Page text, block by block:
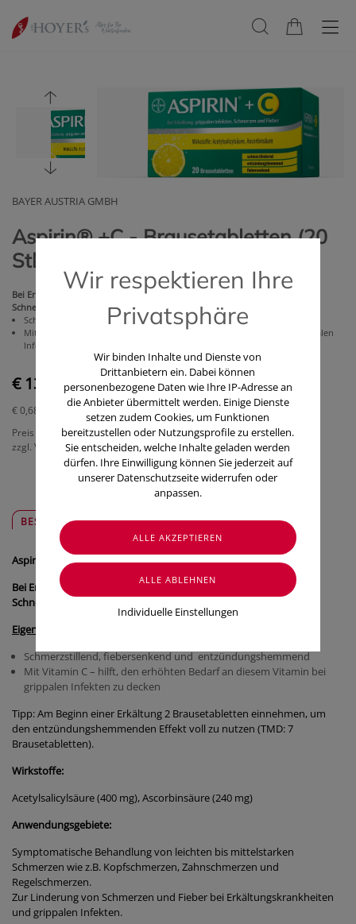
BAYER AUSTRIA GMBH
Aspirin® +C - Brausetabletten (20
Stk.)
Bei Erkältung und Fieber.
Schnell wieder fit fühlen.
Schmerzstillend, fiebersenkend und entzündungshemmend
Mit Vitamin C – hilft, den erhöhten Bedarf an diesem Vitamin bei grippalen
Infekten zu decken
€ 13,50
€ 0,68
/ Stück
Preis inkl. MwSt.
zzgl. Versandkosten
BESCHREIBUNG SICHER & REGIONAL
Aspirin® +C - Brausetabletten
Bei Erkältung und Fieber.
Schnell wieder fit fühlen.
Eigenschaften:
Schmerzstillend, fiebersenkend und entzündungshemmend
Mit Vitamin C – hilft, den erhöhten Bedarf an diesem Vitamin bei
grippalen Infekten zu decken
Tipp: Am Beginn einer Erkältung 2 Brausetabletten einnehmen, um
den entzündungshemmenden Effekt voll zu nutzen (TMD: 7
Brausetabletten).
Wirkstoffe:
Acetylsalicylsäure (400 mg), Ascorbinsäure (240 mg)
Anwendungsgebiete:
Symptomatische Behandlung von leichten bis mittelstarken
Schmerzen wie z.B. Kopfschmerzen, Zahnschmerzen und
Regelschmerzen.
Zur Linderung von Schmerzen und Fieber bei Erkältungskrankheiten
und grippalen Infekten.
Wir respektieren Ihre
Privatsphäre
Wir binden Inhalte und Dienste von
Drittanbietern ein. Dabei können
personenbezogene Daten wie Ihre IP-Adresse an
die Anbieter übermittelt werden. Einige Dienste
setzen zudem Cookies, um Funktionen
bereitzustellen oder Nutzungsprofile zu erstellen.
Sie entscheiden, welche Inhalte geladen werden
dürfen. Ihre Einwilligung können Sie jederzeit auf
unserer Datenschutzseite widerrufen oder
anpassen.
Individuelle Einstellungen